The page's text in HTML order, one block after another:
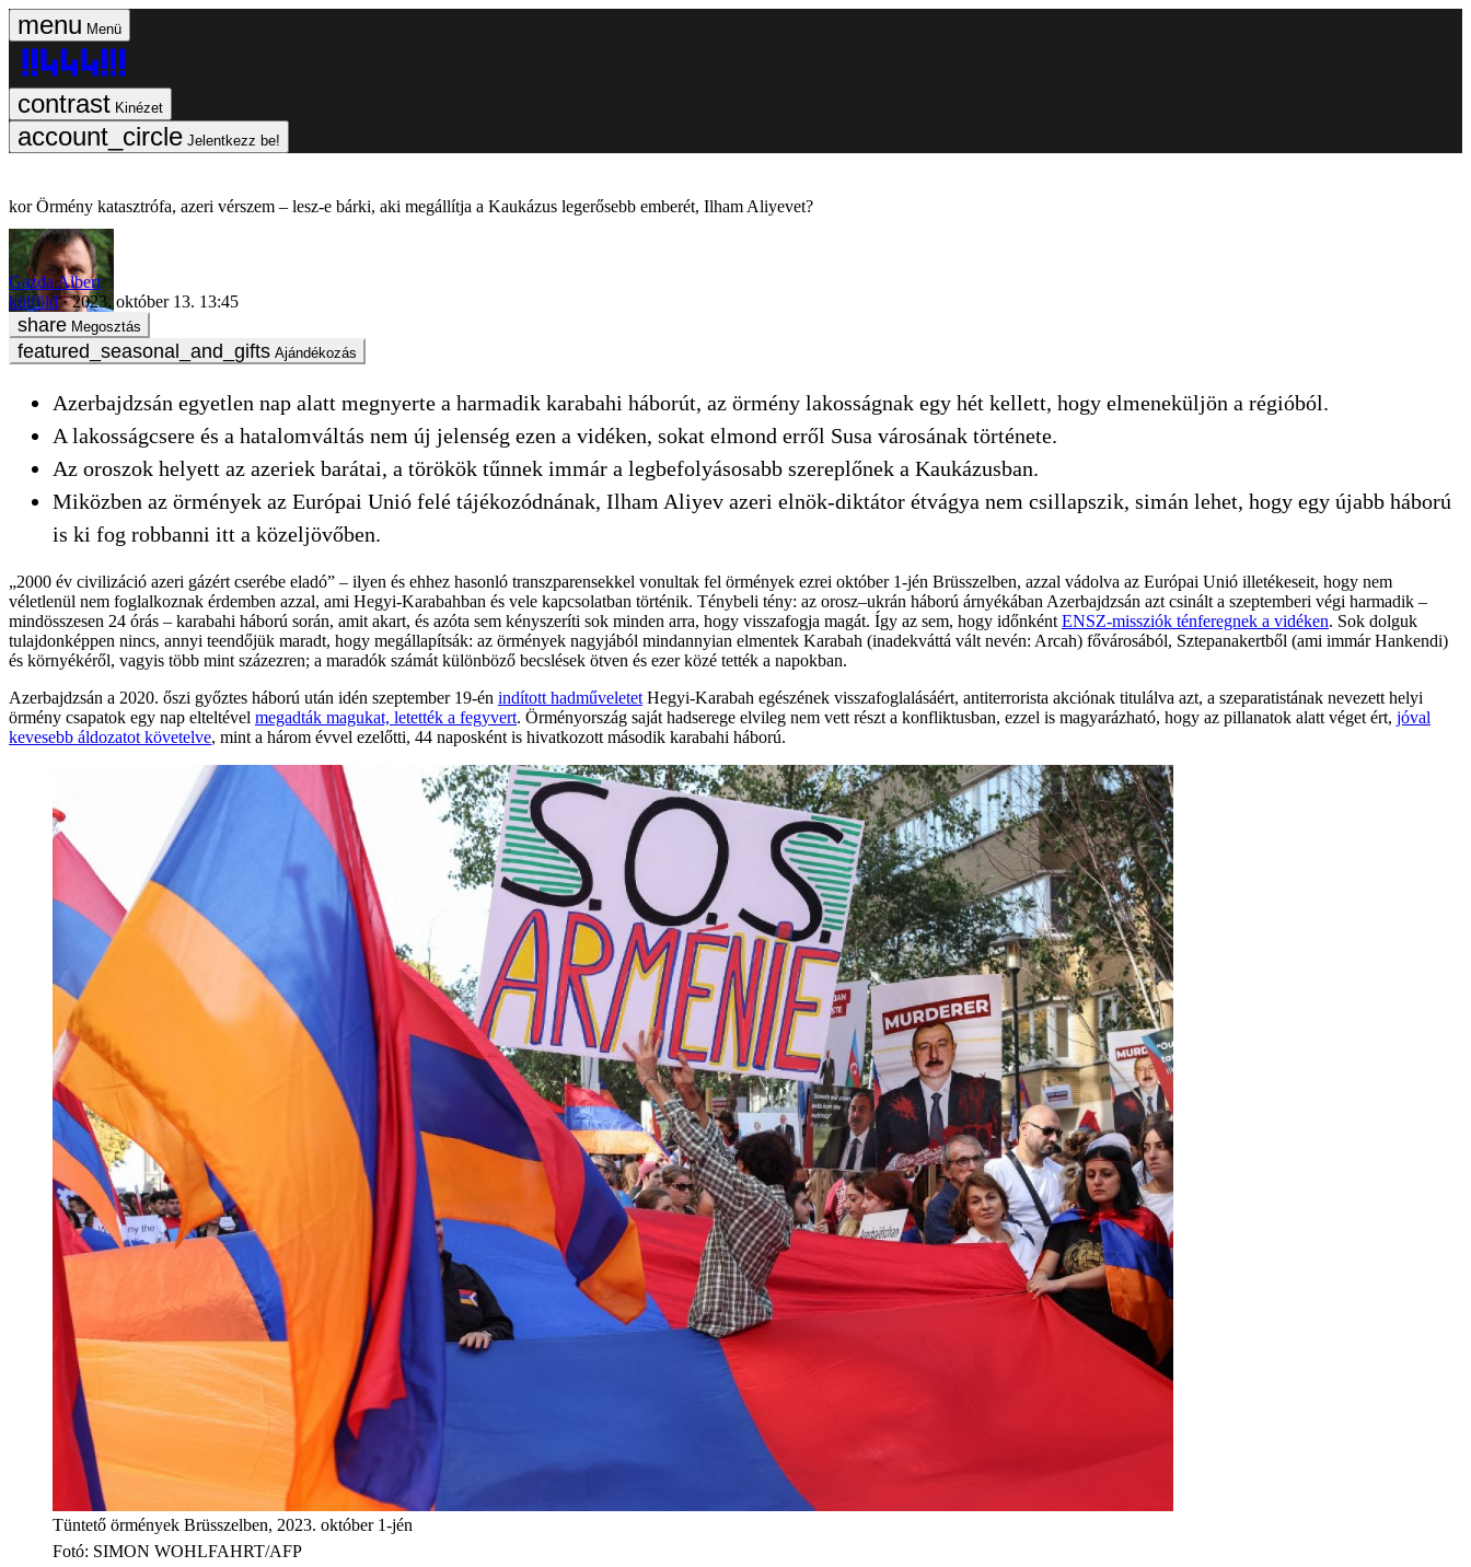
Menü
Kinézet
Jelentkezz be!
Örmény katasztrófa, azeri vérszem – lesz-e bárki, aki megállítja a Kaukázus legerősebb emberét, Ilham Aliyevet?
Gazda Albert
külföld
2023. október 13. 13:45
Megosztás
Ajándékozás
Azerbajdzsán egyetlen nap alatt megnyerte a harmadik karabahi háborút, az örmény lakosságnak egy hét kellett, hogy elmeneküljön a régióból.
A lakosságcsere és a hatalomváltás nem új jelenség ezen a vidéken, sokat elmond erről Susa városának története.
Az oroszok helyett az azeriek barátai, a törökök tűnnek immár a legbefolyásosabb szereplőnek a Kaukázusban.
Miközben az örmények az Európai Unió felé tájékozódnának, Ilham Aliyev azeri elnök-diktátor étvágya nem csillapszik, simán lehet, hogy egy újabb háború
is ki fog robbanni itt a közeljövőben.
„2000 év civilizáció azeri gázért cserébe eladó” – ilyen és ehhez hasonló transzparensekkel vonultak fel örmények ezrei október 1-jén Brüsszelben, azzal vádolva az Európai Unió illetékeseit, hogy nem
véletlenül nem foglalkoznak érdemben azzal, ami Hegyi-Karabahban és vele kapcsolatban történik. Ténybeli tény: az orosz–ukrán háború árnyékában Azerbajdzsán azt csinált a szeptemberi végi harmadik –
mindösszesen 24 órás – karabahi háború során, amit akart, és azóta sem kényszeríti sok minden arra, hogy visszafogja magát. Így az sem, hogy időnként ENSZ-missziók ténferegnek a vidéken. Sok dolguk
tulajdonképpen nincs, annyi teendőjük maradt, hogy megállapítsák: az örmények nagyjából mindannyian elmentek Karabah (inadekváttá vált nevén: Arcah) fővárosából, Sztepanakertből (ami immár Hankendi)
és környékéről, vagyis több mint százezren; a maradók számát különböző becslések ötven és ezer közé tették a napokban.
Azerbajdzsán a 2020. őszi győztes háború után idén szeptember 19-én indított hadműveletet Hegyi-Karabah egészének visszafoglalásáért, antiterrorista akciónak titulálva azt, a szeparatistának nevezett helyi
örmény csapatok egy nap elteltével megadták magukat, letették a fegyvert. Örményország saját hadserege elvileg nem vett részt a konfliktusban, ezzel is magyarázható, hogy az pillanatok alatt véget ért, jóval
kevesebb áldozatot követelve, mint a három évvel ezelőtti, 44 naposként is hivatkozott második karabahi háború.
Tüntető örmények Brüsszelben, 2023. október 1-jén
Fotó: SIMON WOHLFAHRT/AFP